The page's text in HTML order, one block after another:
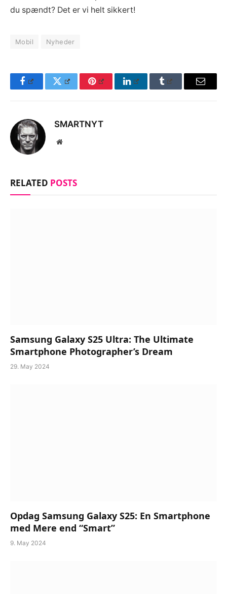
du spændt? Det er vi helt sikkert!
Mobil Nyheder
FacebookTwitter Pinterest LinkedInTumblr Email
SMARTNYT
Website
RELATED POSTS
Samsung Galaxy S25 Ultra: The Ultimate
Smartphone Photographer’s Dream
29. May 2024
Opdag Samsung Galaxy S25: En Smartphone
med Mere end “Smart”
9. May 2024